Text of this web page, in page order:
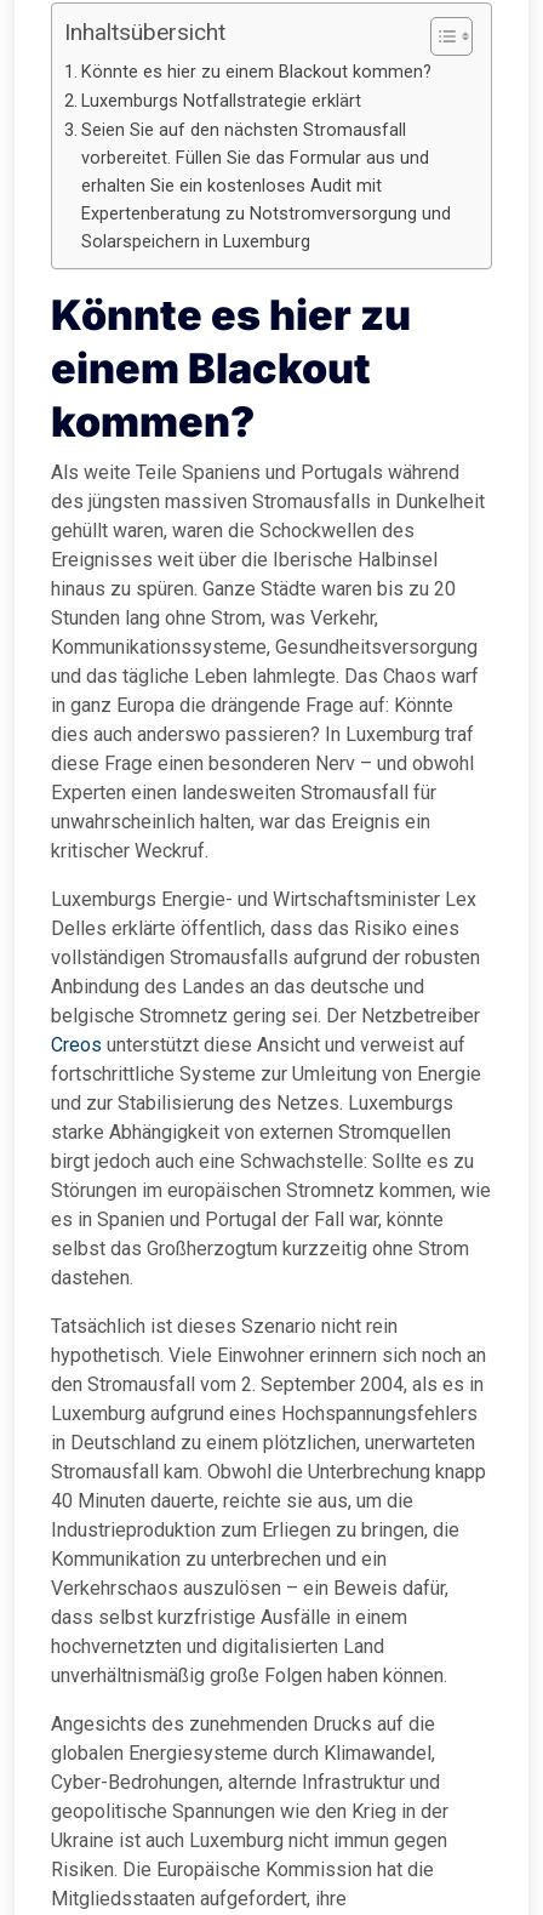
Inhaltsübersicht
Könnte es hier zu einem Blackout kommen?
Luxemburgs Notfallstrategie erklärt
Seien Sie auf den nächsten Stromausfall
vorbereitet. Füllen Sie das Formular aus und
erhalten Sie ein kostenloses Audit mit
Expertenberatung zu Notstromversorgung und
Solarspeichern in Luxemburg
Könnte es hier zu
einem Blackout
kommen?
Als weite Teile Spaniens und Portugals während
des jüngsten massiven Stromausfalls in Dunkelheit
gehüllt waren, waren die Schockwellen des
Ereignisses weit über die Iberische Halbinsel
hinaus zu spüren. Ganze Städte waren bis zu 20
Stunden lang ohne Strom, was Verkehr,
Kommunikationssysteme, Gesundheitsversorgung
und das tägliche Leben lahmlegte. Das Chaos warf
in ganz Europa die drängende Frage auf: Könnte
dies auch anderswo passieren? In Luxemburg traf
diese Frage einen besonderen Nerv – und obwohl
Experten einen landesweiten Stromausfall für
unwahrscheinlich halten, war das Ereignis ein
kritischer Weckruf.
Luxemburgs Energie- und Wirtschaftsminister Lex
Delles erklärte öffentlich, dass das Risiko eines
vollständigen Stromausfalls aufgrund der robusten
Anbindung des Landes an das deutsche und
belgische Stromnetz gering sei. Der Netzbetreiber
Creos unterstützt diese Ansicht und verweist auf
fortschrittliche Systeme zur Umleitung von Energie
und zur Stabilisierung des Netzes. Luxemburgs
starke Abhängigkeit von externen Stromquellen
birgt jedoch auch eine Schwachstelle: Sollte es zu
Störungen im europäischen Stromnetz kommen, wie
es in Spanien und Portugal der Fall war, könnte
selbst das Großherzogtum kurzzeitig ohne Strom
dastehen.
Tatsächlich ist dieses Szenario nicht rein
hypothetisch. Viele Einwohner erinnern sich noch an
den Stromausfall vom 2. September 2004, als es in
Luxemburg aufgrund eines Hochspannungsfehlers
in Deutschland zu einem plötzlichen, unerwarteten
Stromausfall kam. Obwohl die Unterbrechung knapp
40 Minuten dauerte, reichte sie aus, um die
Industrieproduktion zum Erliegen zu bringen, die
Kommunikation zu unterbrechen und ein
Verkehrschaos auszulösen – ein Beweis dafür,
dass selbst kurzfristige Ausfälle in einem
hochvernetzten und digitalisierten Land
unverhältnismäßig große Folgen haben können.
Angesichts des zunehmenden Drucks auf die
globalen Energiesysteme durch Klimawandel,
Cyber-Bedrohungen, alternde Infrastruktur und
geopolitische Spannungen wie den Krieg in der
Ukraine ist auch Luxemburg nicht immun gegen
Risiken. Die Europäische Kommission hat die
Mitgliedsstaaten aufgefordert, ihre